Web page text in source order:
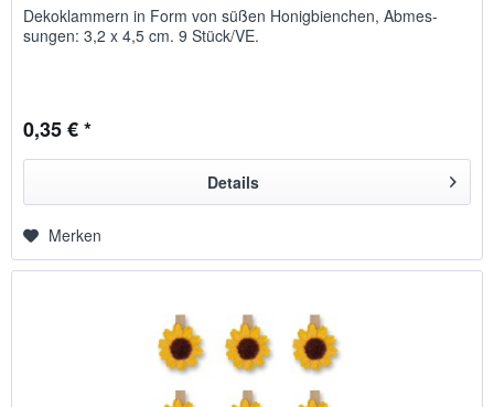
Deko­klammern in Form von süßen Honig­bienchen, Ab­mes­
sungen: 3,2 x 4,5 cm. 9 Stück/VE.
0,35 € *
Details
Merken